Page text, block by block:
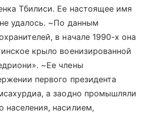
Тбилиси. Ее настоящее имя
удалось. ~По данным
в начале 1990-х она
крыло военизированной
~Ее члены
первого президента
а заодно промышляли
населения, насилием,